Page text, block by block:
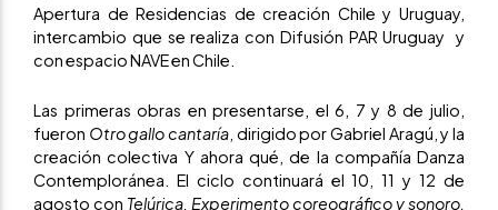
Apertura de Residencias de creación Chile y Uruguay,
intercambio que se realiza con Difusión PAR Uruguay y
con espacio NAVE en Chile.
Las primeras obras en presentarse, el 6, 7 y 8 de julio,
fueron Otro gallo cantaría , dirigido por Gabriel Aragú, y la
creación colectiva Y ahora qué, de la compañía Danza
Contemploránea. El ciclo continuará el 10, 11 y 12 de
agosto con Telúrica, Experimento coreográfico y sonoro,